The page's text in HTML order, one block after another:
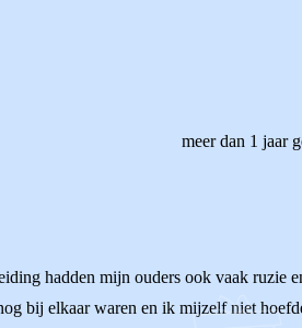
meer dan 1 jaar
hadden mijn ouders ook vaak ruzie
bij elkaar waren en ik mijzelf niet